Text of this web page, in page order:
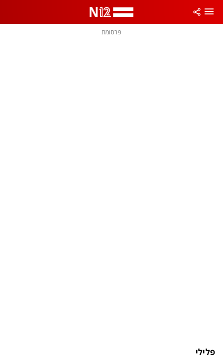
פרסומת
פלילי